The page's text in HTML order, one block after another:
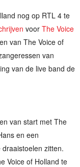
nog op RTL 4 te
voor The Voice
van The Voice of
van
van de live band de
van start met The
en een
zitten.
Voice of Holland te